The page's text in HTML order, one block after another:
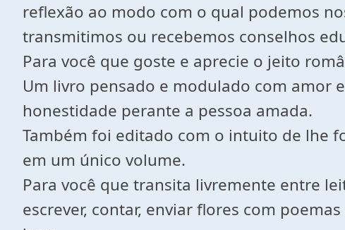
reflexão ao modo com o qual podemos
transmitimos ou recebemos conselhos
Para você que goste e aprecie o jeito
Um livro pensado e modulado com amor
honestidade perante a pessoa amada.
Também foi editado com o intuito de lhe
em um único volume.
Para você que transita livremente entre
escrever, contar, enviar flores com